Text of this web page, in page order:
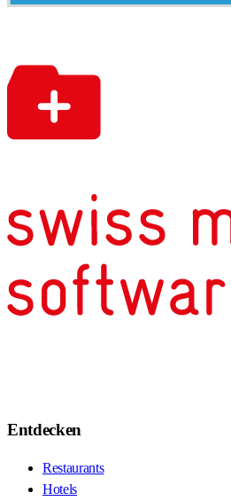
Entdecken
Restaurants
Hotels